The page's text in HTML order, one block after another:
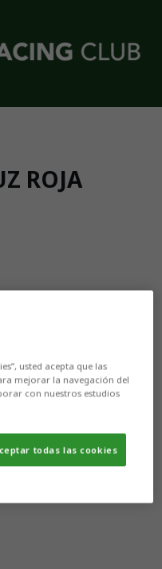
ROJA
usted acepta que las
mejorar la navegación del
con nuestros estudios
todas las cookies